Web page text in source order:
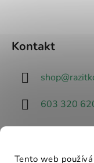
Tento web
Kontakt
shop@
603 320